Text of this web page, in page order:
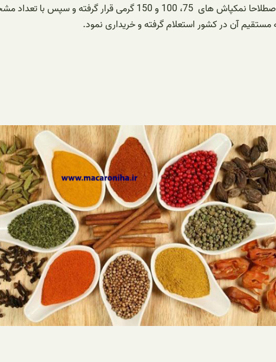
مشخص شیرینگ شده و داخل کارتن قرار می گیرد.
مستقیم آن در کشور استعلام گرفته و خریداری نمود.